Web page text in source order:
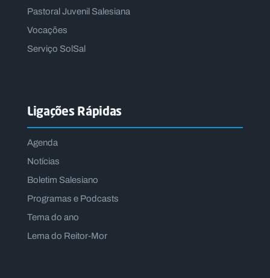
Pastoral Juvenil Salesiana
Vocações
Serviço SolSal
Ligações Rápidas
Agenda
Notícias
Boletim Salesiano
Programas e Podcasts
Tema do ano
Lema do Reitor-Mor